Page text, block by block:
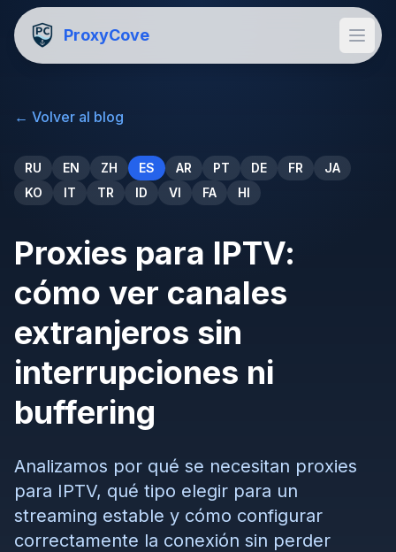
ProxyCove
← Volver al blog
RU EN ZH ES AR PT DE FR
JA
KO
IT TR ID VI FA HI
Proxies para IPTV:
cómo ver canales
extranjeros sin
interrupciones ni
buffering
Analizamos por qué se necesitan proxies
para IPTV, qué tipo elegir para un
streaming estable y cómo configurar
correctamente la conexión sin perder